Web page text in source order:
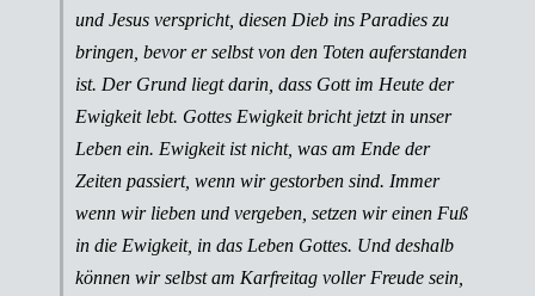
und Jesus verspricht, diesen Dieb ins Paradies zu
bringen, bevor er selbst von den Toten auferstanden
ist. Der Grund liegt darin, dass Gott im Heute der
Ewigkeit lebt. Gottes Ewigkeit bricht jetzt in unser
Leben ein. Ewigkeit ist nicht, was am Ende der
Zeiten passiert, wenn wir gestorben sind. Immer
wenn wir lieben und vergeben, setzen wir einen Fuß
in die Ewigkeit, in das Leben Gottes. Und deshalb
können wir selbst am Karfreitag voller Freude sein,